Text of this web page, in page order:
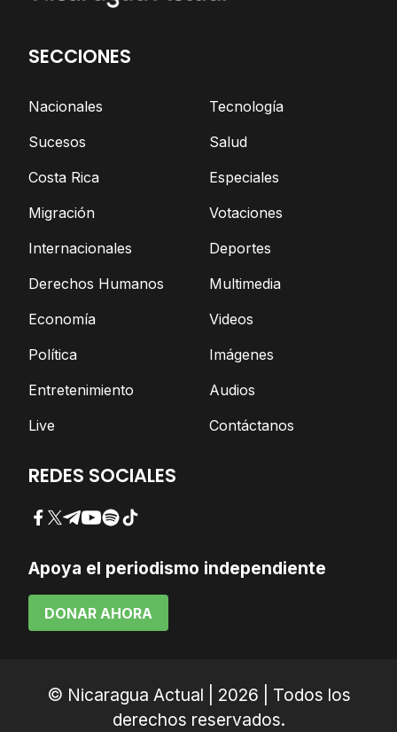
SECCIONES
Nacionales
Sucesos
Costa Rica
Migración
Internacionales
Derechos Humanos
Economía
Política
Entretenimiento
Live
Tecnología
Salud
Especiales
Votaciones
Deportes
Multimedia
Videos
Imágenes
Audios
Contáctanos
REDES SOCIALES
Facebook
Twitter
Telegram
YouTube
SpotifyTikTok
Apoya el periodismo independiente
DONAR AHORA
© Nicaragua Actual | 2026 | Todos los
derechos reservados.